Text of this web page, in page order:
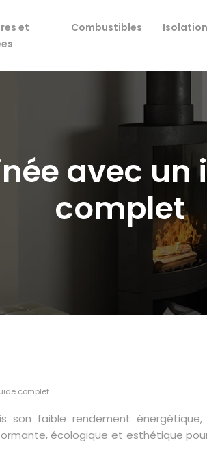
et
Combustibles Isolation
avec
complet
complet
son faible rendement
écologique et esthétique